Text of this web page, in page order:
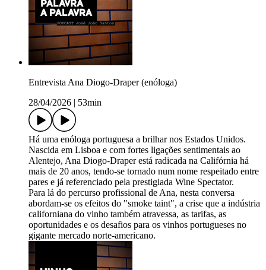
Entrevista Ana Diogo-Draper (enóloga)
28/04/2026
53min
Há uma enóloga portuguesa a brilhar nos Estados Unidos.
Nascida em Lisboa e com fortes ligações sentimentais ao
Alentejo, Ana Diogo-Draper está radicada na Califórnia há
mais de 20 anos, tendo-se tornado num nome respeitado entre
pares e já referenciado pela prestigiada Wine Spectator.
Para lá do percurso profissional de Ana, nesta conversa
abordam-se os efeitos do "smoke taint", a crise que a indústria
californiana do vinho também atravessa, as tarifas, as
oportunidades e os desafios para os vinhos portugueses no
gigante mercado norte-americano.